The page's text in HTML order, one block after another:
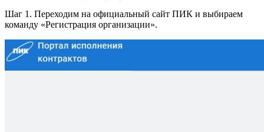
Шаг 1. Переходим на официальный сайт ПИК и выбираем
команду «Регистрация организации».